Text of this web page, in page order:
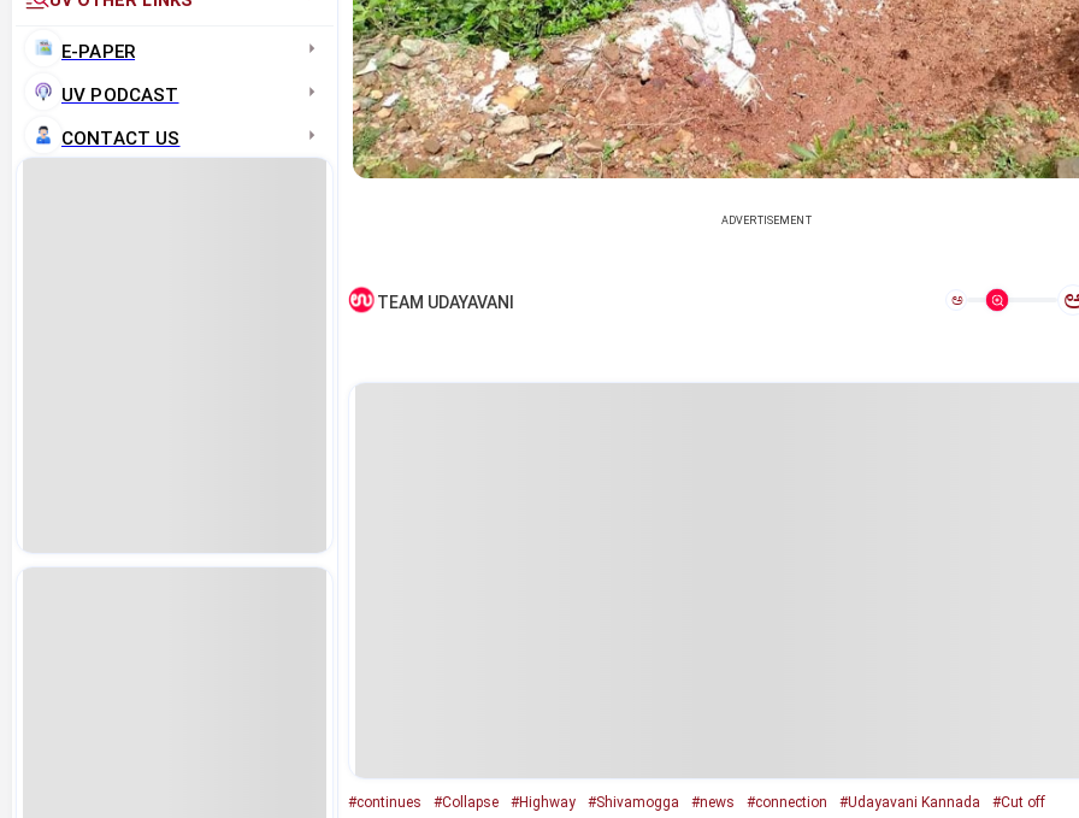
E-PAPER
UV PODCAST
CONTACT US
ADVERTISEMENT
TEAM UDAYAVANI ಅ
#continues #Collapse #Highway #Shivamogga #news #connection #Udayavani Kannada #Cut off